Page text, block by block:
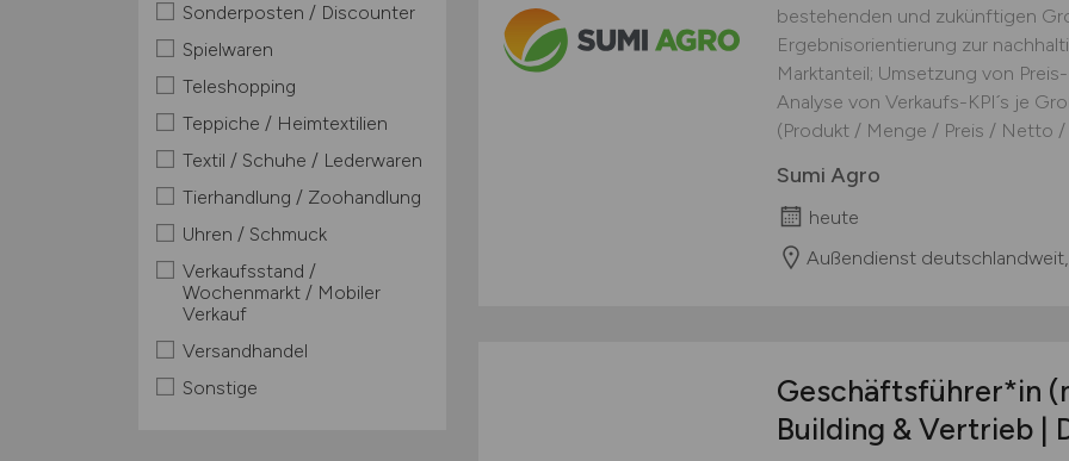
Sonderposten / Discounter
Spielwaren
Teleshopping
Teppiche / Heimtextilien
Textil / Schuhe / Lederwaren
Tierhandlung / Zoohandlung
Uhren / Schmuck
Verkaufsstand /
Wochenmarkt / Mobiler
Verkauf
Versandhandel
Sonstige
bestehenden und zukünftigen
Ergebnisorientierung zur
Marktanteil; Umsetzung von
Analyse von Verkaufs-KPI´s je
(Produkt / Menge / Preis / Netto /
Sumi Agro
heute
Außendienst
Geschäftsführer*in
Building & Vertrieb |